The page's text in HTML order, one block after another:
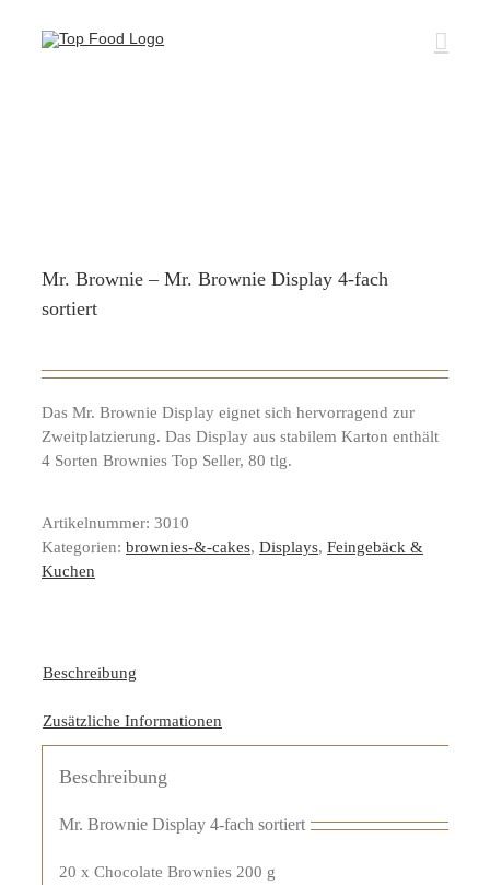
Inhalt
Mr. Brownie – Mr. Brownie Display 4-fach
sortiert
Das Mr. Brownie Display eignet sich hervorragend zur
Zweitplatzierung. Das Display aus stabilem Karton enthält
4 Sorten Brownies Top Seller, 80 tlg.
Artikelnummer: 3010
Kategorien: brownies-&-cakes, Displays, Feingebäck &
Kuchen
Beschreibung
Zusätzliche Informationen
Beschreibung
Mr. Brownie Display 4-fach sortiert
20 x Chocolate Brownies 200 g